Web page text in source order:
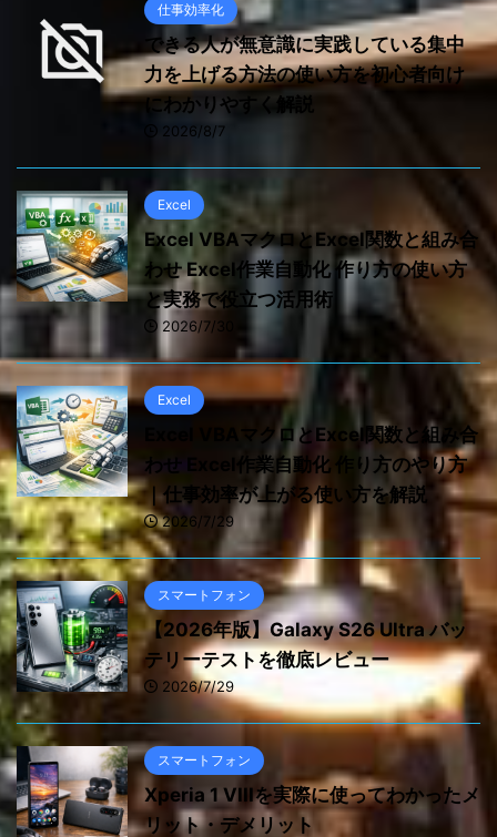
仕事効率化
できる人が無意識に実践している集中
力を上げる方法の使い方を初心者向け
にわかりやすく解説
2026/8/7
Excel
Excel VBAマクロとExcel関数と組み合
わせ Excel作業自動化 作り方の使い方
と実務で役立つ活用術
2026/7/30
Excel
Excel VBAマクロとExcel関数と組み合
わせ Excel作業自動化 作り方のやり方
｜仕事効率が上がる使い方を解説
2026/7/29
スマートフォン
【2026年版】Galaxy S26 Ultra バッ
テリーテストを徹底レビュー
2026/7/29
スマートフォン
Xperia 1 VIIIを実際に使ってわかったメ
リット・デメリット